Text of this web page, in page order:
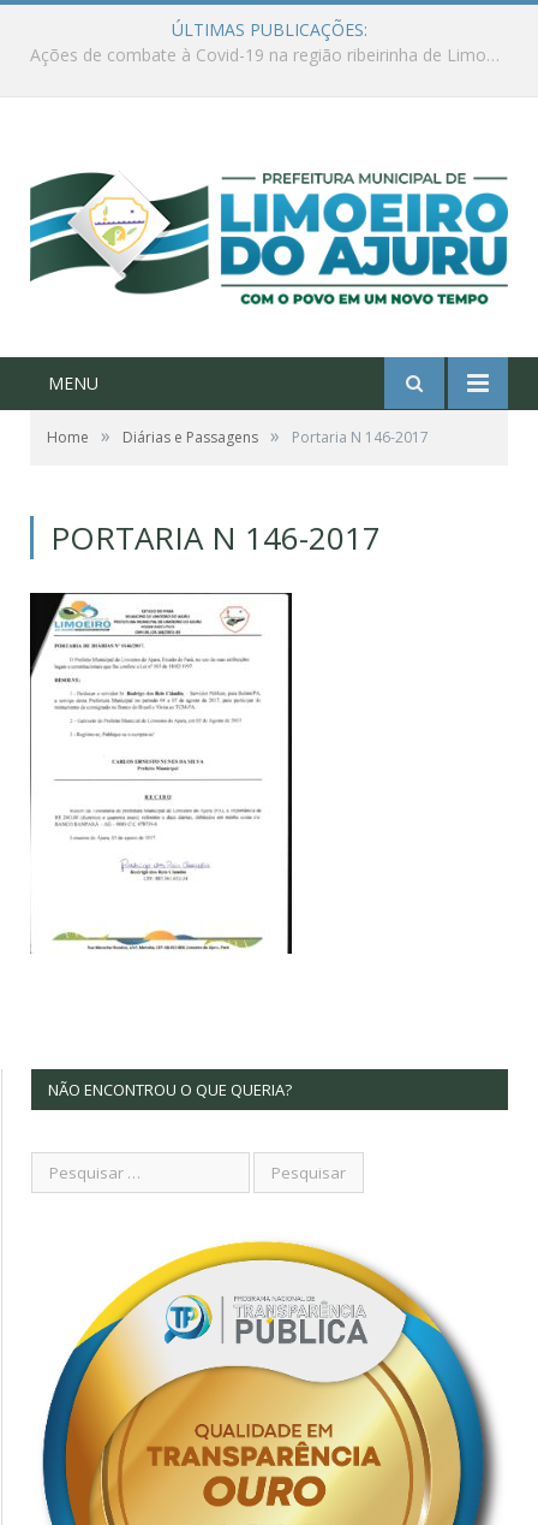
ÚLTIMAS PUBLICAÇÕES:
Ações de combate à Covid-19 na região ribeirinha de Limoeiro do Ajuru continuam
MENU
Home » Diárias e Passagens » Portaria N 146-2017
PORTARIA N 146-2017
NÃO ENCONTROU O QUE QUERIA?